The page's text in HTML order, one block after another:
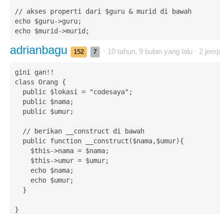
// akses properti dari $guru & murid di bawah
echo $guru->guru;
echo $murid->murid;
adrianbagu 152 7 · 10 tahun, 9 bulan yang lalu · 2
gini gan!!
class Orang {
}